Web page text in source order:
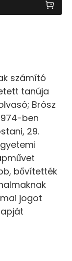
számító
tanúja
Brósz
ben
29.
bővítették
jogot